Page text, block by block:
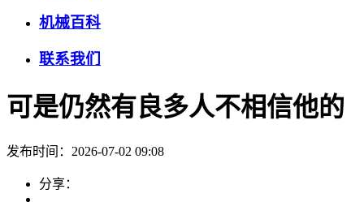
机械百科
联系我们
可是仍然有良多人不相信他的
发布时间：2026-07-02 09:08
分享：